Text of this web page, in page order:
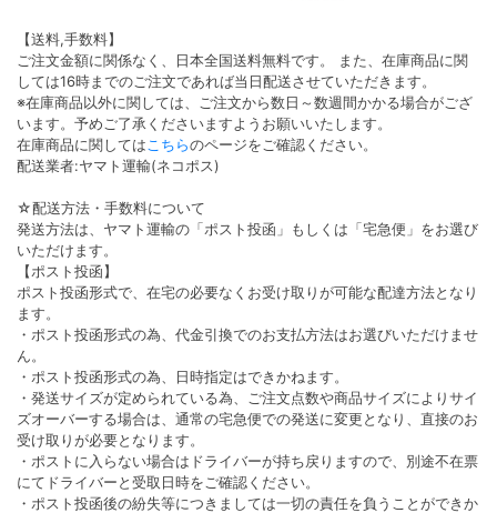
【送料,手数料】
ご注文金額に関係なく、日本全国送料無料です。 また、在庫商品に関
しては16時までのご注文であれば当日配送させていただきます。
※在庫商品以外に関しては、ご注文から数日～数週間かかる場合がござ
います。予めご了承くださいますようお願いいたします。
在庫商品に関しては こちらのページをご確認ください。
配送業者:ヤマト運輸(ネコポス)
☆配送方法・手数料について
発送方法は、ヤマト運輸の「ポスト投函」もしくは「宅急便」をお選び
いただけます。
【ポスト投函】
ポスト投函形式で、在宅の必要なくお受け取りが可能な配達方法となり
ます。
・ポスト投函形式の為、代金引換でのお支払方法はお選びいただけませ
ん。
・ポスト投函形式の為、日時指定はできかねます。
・発送サイズが定められている為、ご注文点数や商品サイズによりサイ
ズオーバーする場合は、通常の宅急便での発送に変更となり、直接のお
受け取りが必要となります。
・ポストに入らない場合はドライバーが持ち戻りますので、別途不在票
にてドライバーと受取日時をご確認ください。
・ポスト投函後の紛失等につきましては一切の責任を負うことができか